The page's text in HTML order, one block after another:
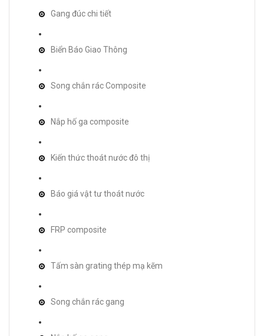
Gang đúc chi tiết
Biển Báo Giao Thông
Song chắn rác Composite
Nắp hố ga composite
Kiến thức thoát nước đô thị
Báo giá vật tư thoát nước
FRP composite
Tấm sàn grating thép mạ kẽm
Song chắn rác gang